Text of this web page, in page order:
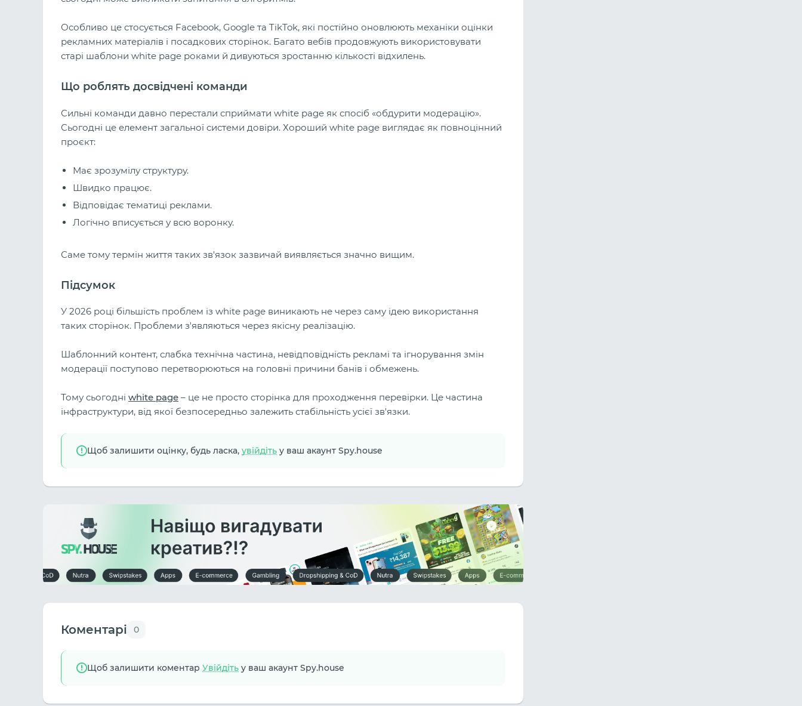
Особливо це стосується Facebook, Google та TikTok, які постійно оновлюють механіки оцінки
рекламних матеріалів і посадкових сторінок. Багато вебів продовжують використовувати
старі шаблони white page роками й дивуються зростанню кількості відхилень.
Що роблять досвідчені команди
Сильні команди давно перестали сприймати white page як спосіб «обдурити модерацію».
Сьогодні це елемент загальної системи довіри. Хороший white page виглядає як повноцінний
проєкт:
Має зрозумілу структуру.
Швидко працює.
Відповідає тематиці реклами.
Логічно вписується у всю воронку.
Саме тому термін життя таких зв'язок зазвичай виявляється значно вищим.
Підсумок
У 2026 році більшість проблем із white page виникають не через саму ідею використання
таких сторінок. Проблеми з'являються через якісну реалізацію.
Шаблонний контент, слабка технічна частина, невідповідність рекламі та ігнорування змін
модерації поступово перетворюються на головні причини банів і обмежень.
Тому сьогодні white page – це не просто сторінка для проходження перевірки. Це частина
інфраструктури, від якої безпосередньо залежить стабільність усієї зв'язки.
Щоб залишити оцінку, будь ласка, увійдіть у ваш акаунт Spy.house
Коментарі 0
Щоб залишити коментар Увійдіть у ваш акаунт Spy.house